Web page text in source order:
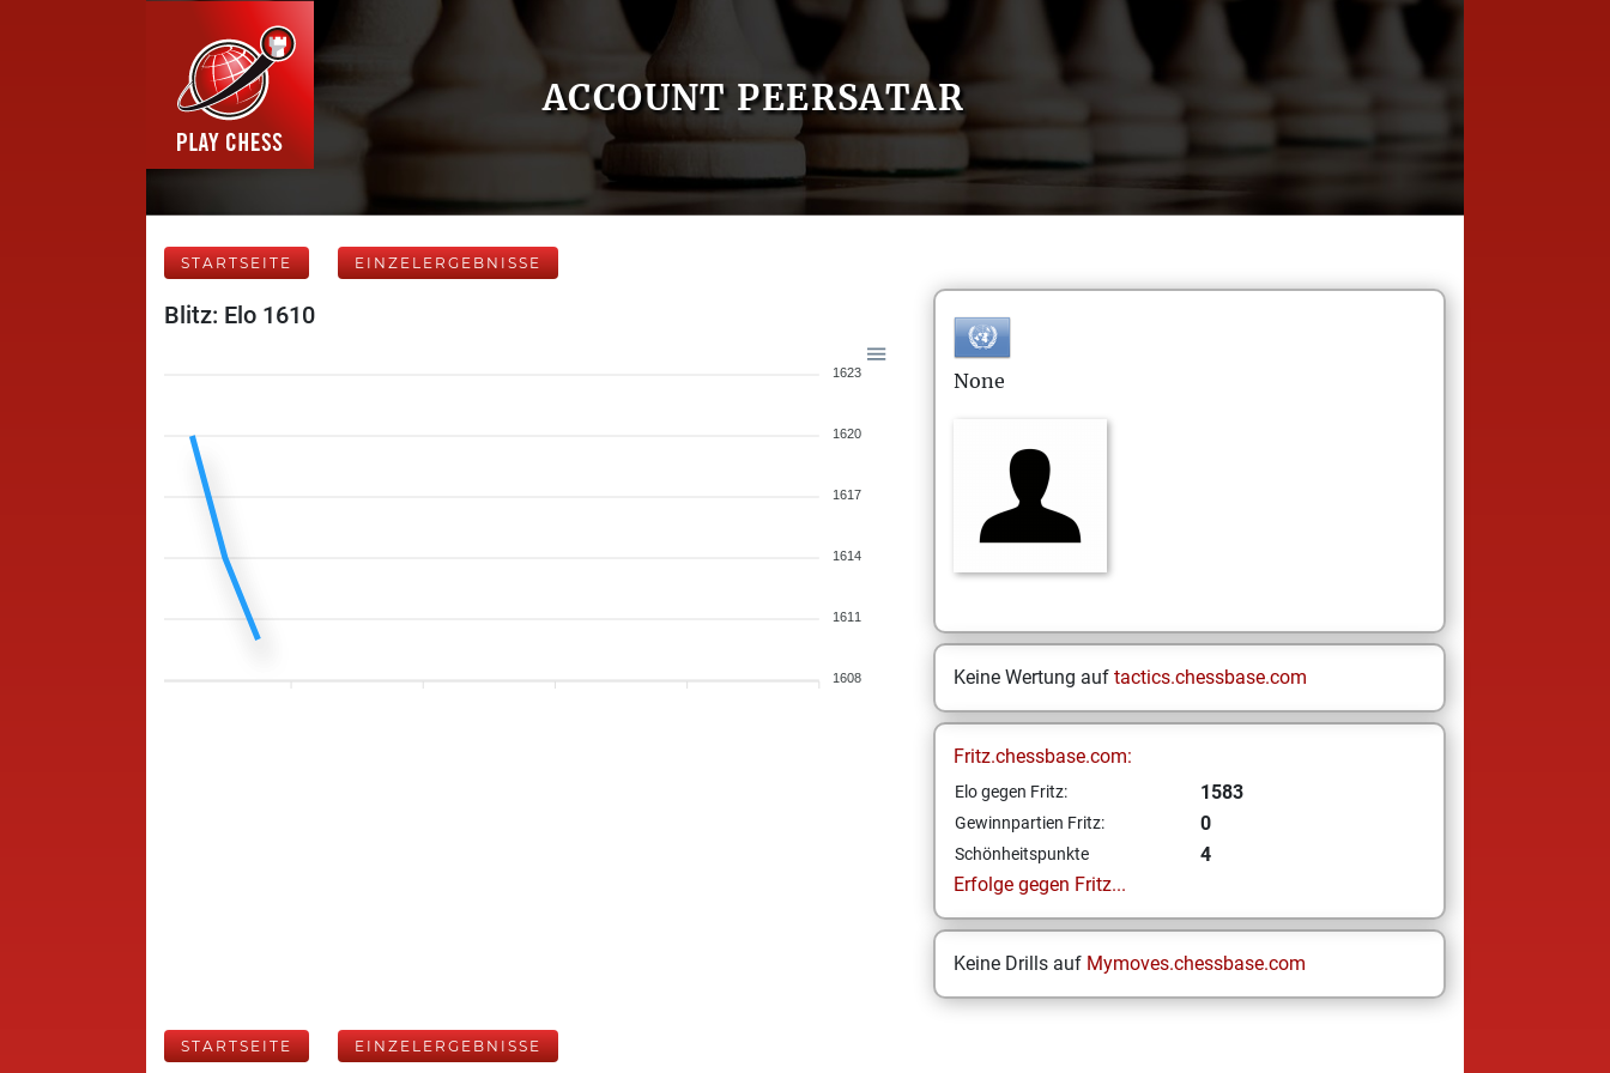
ACCOUNT PEERSATAR
STARTSEITE EINZELERGEBNISSE
Blitz: Elo 1610
1623
1620
1617
1614
1611
1608
None
Keine Wertung auf tactics.chessbase.com
Fritz.chessbase.com:
Elo gegen Fritz: 1583
Gewinnpartien Fritz: 0
Schönheitspunkte
4
Erfolge gegen Fritz...
Keine Drills auf Mymoves.chessbase.com
STARTSEITE EINZELERGEBNISSE